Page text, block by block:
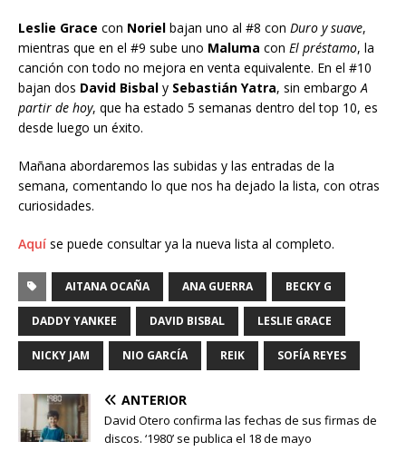
Leslie Grace con Noriel bajan uno al #8 con Duro y suave,
mientras que en el #9 sube uno Maluma con El préstamo, la
canción con todo no mejora en venta equivalente. En el #10
bajan dos David Bisbal y Sebastián Yatra, sin embargoA
partir de hoy, que ha estado 5 semanas dentro del top 10, es
desde luego un éxito.
Mañana abordaremos las subidas y las entradas de la
semana, comentando lo que nos ha dejado la lista, con otras
curiosidades.
Aquí se puede consultar ya la nueva lista al completo.
AITANA OCAÑA ANA GUERRA BECKY G
DADDY YANKEE DAVID BISBAL LESLIE GRACE
NICKY JAM NIO GARCÍA REIK SOFÍA REYES
ANTERIOR
David Otero confirma las fechas de sus firmas de
discos. ‘1980’ se publica el 18 de mayo